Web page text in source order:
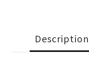
Description